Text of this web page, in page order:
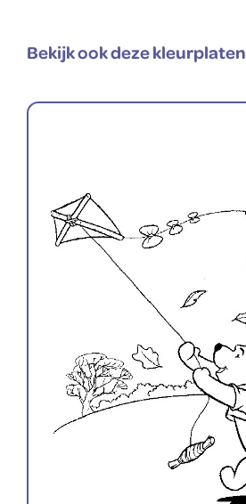
Bekijk ook deze kleurplaten